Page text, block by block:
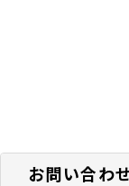
お問い合わ